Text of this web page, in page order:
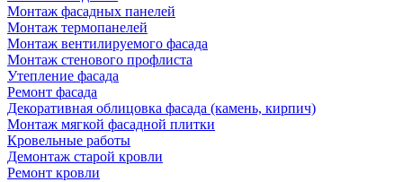
Монтаж фасадных панелей
Монтаж термопанелей
Монтаж вентилируемого фасада
Монтаж стенового профлиста
Утепление фасада
Ремонт фасада
Декоративная облицовка фасада (камень, кирпич)
Монтаж мягкой фасадной плитки
Кровельные работы
Демонтаж старой кровли
Ремонт кровли